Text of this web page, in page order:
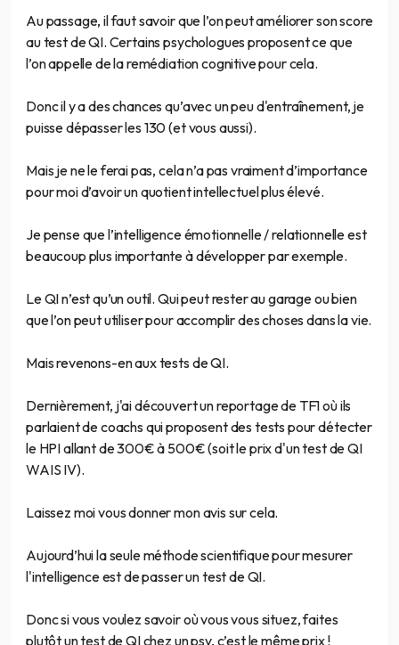
Au passage, il faut savoir que l’on peut améliorer son score
au test de QI. Certains psychologues proposent ce que
l’on appelle de la remédiation cognitive pour cela.
Donc il y a des chances qu’avec un peu d'entraînement, je
puisse dépasser les 130 (et vous aussi).
Mais je ne le ferai pas, cela n’a pas vraiment d’importance
pour moi d’avoir un quotient intellectuel plus élevé.
Je pense que l’intelligence émotionnelle / relationnelle est
beaucoup plus importante à développer par exemple.
Le QI n’est qu’un outil. Qui peut rester au garage ou bien
que l’on peut utiliser pour accomplir des choses dans la vie.
Mais revenons-en aux tests de QI.
Dernièrement, j'ai découvert un reportage de TF1 où ils
parlaient de coachs qui proposent des tests pour détecter
le HPI allant de 300€ à 500€ (soit le prix d'un test de QI
WAIS IV).
Laissez moi vous donner mon avis sur cela.
Aujourd’hui la seule méthode scientifique pour mesurer
l'intelligence est de passer un test de QI.
Donc si vous voulez savoir où vous vous situez, faites
plutôt un test de QI chez un psy, c’est le même prix !